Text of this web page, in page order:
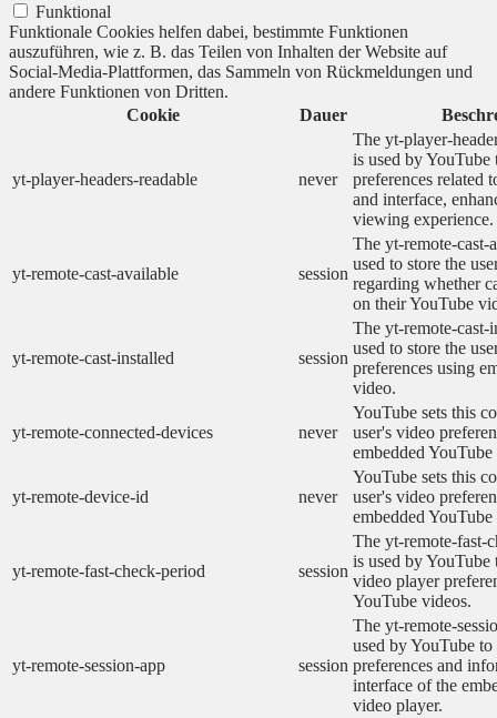
Funktional
Funktionale Cookies helfen dabei, bestimmte Funktionen
auszuführen, wie z. B. das Teilen von Inhalten der Website auf
Social-Media-Plattformen, das Sammeln von Rückmeldungen und
andere Funktionen von Dritten.
Cookie
Dauer
yt-player-headers-readable never
The yt-player-
is used by YouTube
preferences related
and interface,
viewing experience.
yt-remote-cast-available session
The yt-remote-cast-
used to store the
regarding whether
on their YouTube
yt-remote-cast-installed session
The yt-remote-cast-
used to store the
preferences using
video.
yt-remote-connected-devices never
YouTube sets this
user's video
embedded
yt-remote-device-id never
YouTube sets this
user's video
embedded
yt-remote-fast-check-period session
The yt-remote-fast-
is used by YouTube
video player
YouTube videos.
yt-remote-session-app session
The yt-remote-
used by YouTube to
preferences and
interface of the
video player.